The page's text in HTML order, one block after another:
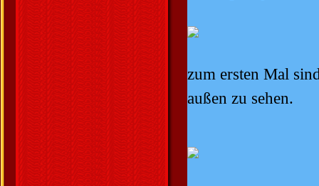
zum ersten Mal
außen zu sehen.